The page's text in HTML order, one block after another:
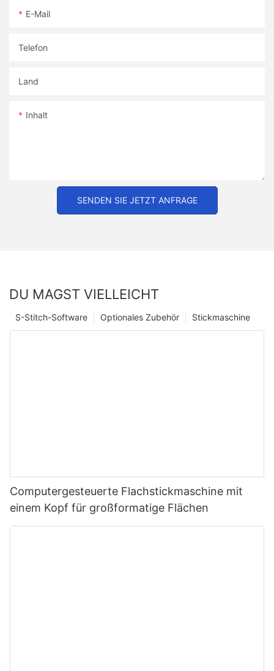
E-Mail
Telefon
Land
Inhalt
SENDEN SIE JETZT ANFRAGE
DU MAGST VIELLEICHT
Stickmaschine
Optionales Zubehör
S-Stitch-Software
Computergesteuerte Flachstickmaschine mit
einem Kopf für großformatige Flächen